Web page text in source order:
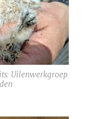
Uilenwerkgroep